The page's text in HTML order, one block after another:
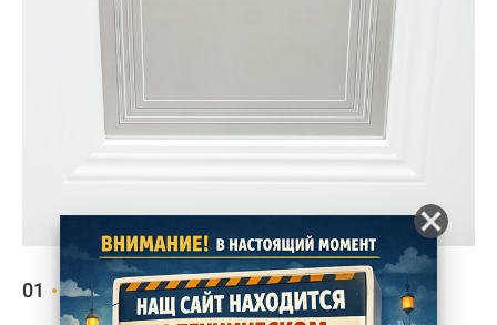
01 Эмалированное покрытие